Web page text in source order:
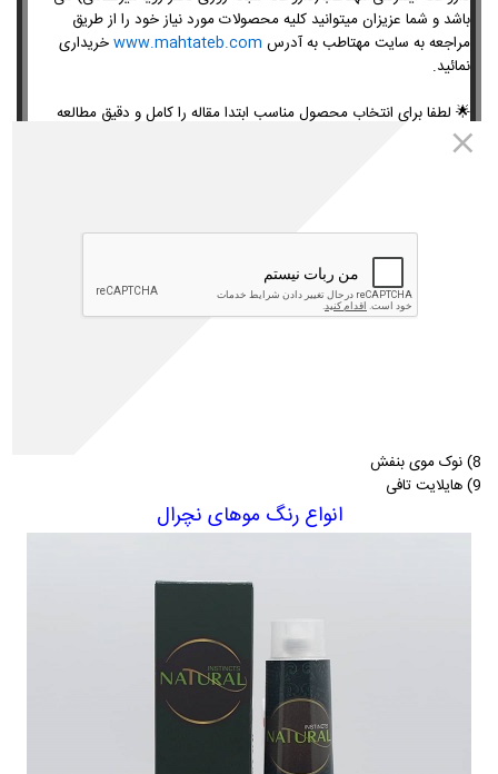
باشد و شما عزیزان میتوانید کلیه محصولات مورد نیاز خود را از طریق
مراجعه به سایت مهتاطب به آدرس www.mahtateb.comخریداری
نمائید.
🌟 لطفا برای انتخاب محصول مناسب ابتدا مقاله را کامل و دقیق مطالعه
کنید.
محبوب ترین رنگ موهای دخترانه
8) نوک موی بنفش
9) هایلایت تافی
انواع رنگ موهای نچرال